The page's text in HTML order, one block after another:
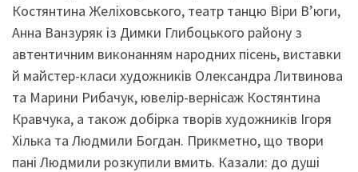
Костянтина Желіховського, театр танцю Віри В’юги,
Анна Ванзуряк із Димки Глибоцького району з
автентичним виконанням народних пісень, виставки
й майстер-класи художників Олександра Литвинова
та Марини Рибачук, ювелір-вернісаж Костянтина
Кравчука, а також добірка творів художників Ігоря
Хілька та Людмили Богдан. Прикметно, що твори
пані Людмили розкупили вмить. Казали: до душі